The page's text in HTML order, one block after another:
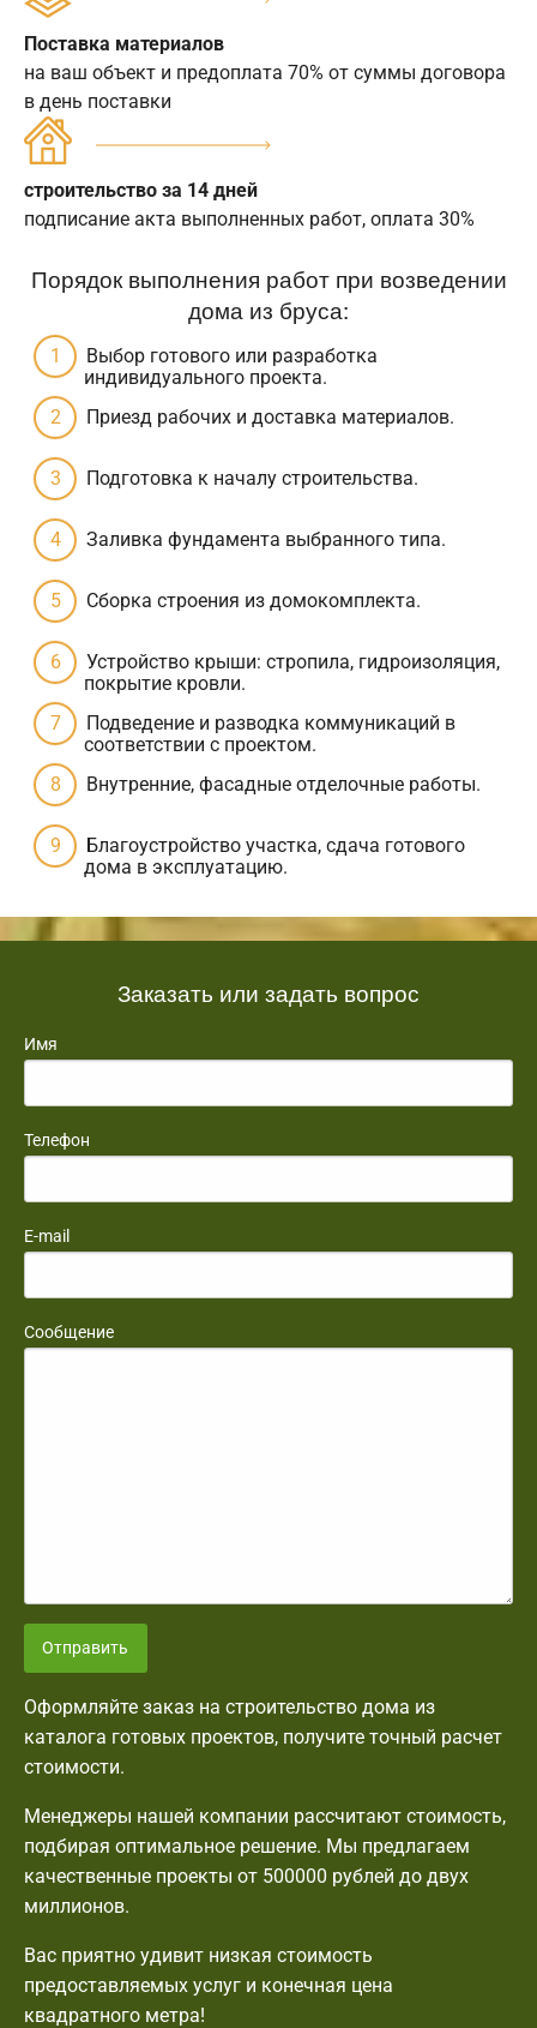
Поставка материалов
на ваш объект и предоплата 70% от суммы договора
в день поставки
строительство за 14 дней
подписание акта выполненных работ, оплата 30%
Порядок выполнения работ при возведении
дома из бруса:
Выбор готового или разработка
индивидуального проекта.
Приезд рабочих и доставка материалов.
Подготовка к началу строительства.
Заливка фундамента выбранного типа.
Сборка строения из домокомплекта.
Устройство крыши: стропила, гидроизоляция,
покрытие кровли.
Подведение и разводка коммуникаций в
соответствии с проектом.
Внутренние, фасадные отделочные работы.
Благоустройство участка, сдача готового
дома в эксплуатацию.
Заказать или задать вопрос
Имя
Телефон
E-mail
Сообщение
Отправить
Оформляйте заказ на строительство дома из
каталога готовых проектов, получите точный расчет
стоимости.
Менеджеры нашей компании рассчитают стоимость,
подбирая оптимальное решение. Мы предлагаем
качественные проекты от 500000 рублей до двух
миллионов.
Вас приятно удивит низкая стоимость
предоставляемых услуг и конечная цена
квадратного метра!